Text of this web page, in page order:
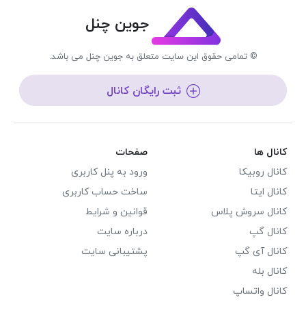
جوین چنل
© تمامی حقوق این سایت متعلق به جوین چنل می باشد.
ثبت رایگان کانال
کانال ها
کانال روبیکا
کانال ایتا
کانال سروش پلاس
کانال گپ
کانال آی گپ
کانال بله
کانال واتساپ
صفحات
ورود به پنل کاربری
ساخت حساب کاربری
قوانین و شرایط
درباره سایت
پشتیبانی سایت